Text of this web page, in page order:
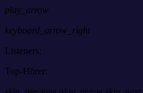
play_arrow
keyboard_arrow_right
Listeners:
Top-Hörer: